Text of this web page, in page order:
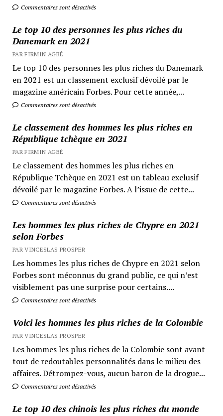
Commentaires sont désactivés
Le top 10 des personnes les plus riches du
Danemark en 2021
PAR FIRMIN AGBÉ
Le top 10 des personnes les plus riches du Danemark
en 2021 est un classement exclusif dévoilé par le
magazine américain Forbes. Pour cette année,...
Commentaires sont désactivés
Le classement des hommes les plus riches en
République tchèque en 2021
PAR FIRMIN AGBÉ
Le classement des hommes les plus riches en
République Tchèque en 2021 est un tableau exclusif
dévoilé par le magazine Forbes. A l’issue de cette...
Commentaires sont désactivés
Les hommes les plus riches de Chypre en 2021
selon Forbes
PAR VINCESLAS PROSPER
Les hommes les plus riches de Chypre en 2021 selon
Forbes sont méconnus du grand public, ce qui n’est
visiblement pas une surprise pour certains....
Commentaires sont désactivés
Voici les hommes les plus riches de la Colombie
PAR VINCESLAS PROSPER
Les hommes les plus riches de la Colombie sont avant
tout de redoutables personnalités dans le milieu des
affaires. Détrompez-vous, aucun baron de la drogue...
Commentaires sont désactivés
Le top 10 des chinois les plus riches du monde